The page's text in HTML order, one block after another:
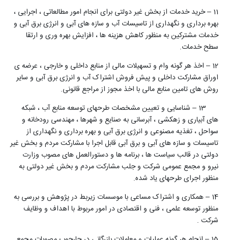
11 – خرید خدمات از بخش غیر دولتی برای انجام امور مطالعاتی ، اجرایی ،
بهره برداری و نگهداری از تاسیسات آب و سازه های آبی و انرژی برق آبی و
خدمات مشترکین به منظور کاهش هزینه ها ، افزایش بهره وری و ارتقا
سطح خدمات.
12 – اخذ هر گونه وام و تسهیلات مالی از منابع داخلی و خارجی ، عرضه ی
اوراق مشارکت داخلی و پیش فروش اشتراک آب و انرژی برق آبی و سایر
روش های تامین منابع مالی با اخذ مجوز از مراجع قانونی.
13 – شناسایی و تعیین مشخصات طرحهای توسعه منابع آب ، شبکه
های آبیاری و زهکشی ، آبرسانی به صنایع و شهرها ، مهندسی رودخانه و
سواحل ، تغذیه مصنوعی و انرژی برق آبی و بهره برداری و نگهداری از
تاسیسات و سازه های آبی و برق آبی قابل اجرا با مشارکت مردم و بخش غیر
دولتی در قالب سیاست ها ، برنامه ها و دستورالعمل های مصوب وزارت
نیرو و مجمع عمومی شرکت و جلب مشارکت مردم و بخش غیر دولتی به
منظور اجرای طرحهای یاد شده.
14 – همکاری و اشتراک مساعی با موسسات زیربط در پژوهش و بررسی به
منظور توسعه علمی ، فنی و اقتصادی در امور مربوط با اهداف و وظایف
شرکت .